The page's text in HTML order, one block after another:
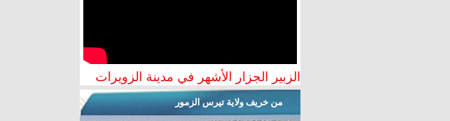
الزبير الجزار الأشهر في مدينة الزويرات
من خريف ولاية تيرس الزمور